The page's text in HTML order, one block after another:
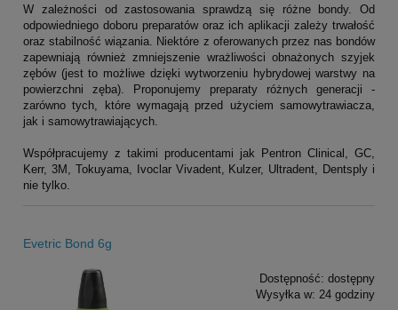
W zależności od zastosowania sprawdzą się różne bondy. Od
odpowiedniego doboru preparatów oraz ich aplikacji zależy trwałość
oraz stabilność wiązania. Niektóre z oferowanych przez nas bondów
zapewniają również zmniejszenie wrażliwości obnażonych szyjek
zębów (jest to możliwe dzięki wytworzeniu hybrydowej warstwy na
powierzchni zęba). Proponujemy preparaty różnych generacji -
zarówno tych, które wymagają przed użyciem samowytrawiacza,
jak i samowytrawiających.
Współpracujemy z takimi producentami jak Pentron Clinical, GC,
Kerr, 3M, Tokuyama, Ivoclar Vivadent, Kulzer, Ultradent, Dentsply i
nie tylko.
Evetric Bond 6g
Dostępność: dostępny
Wysyłka w: 24 godziny